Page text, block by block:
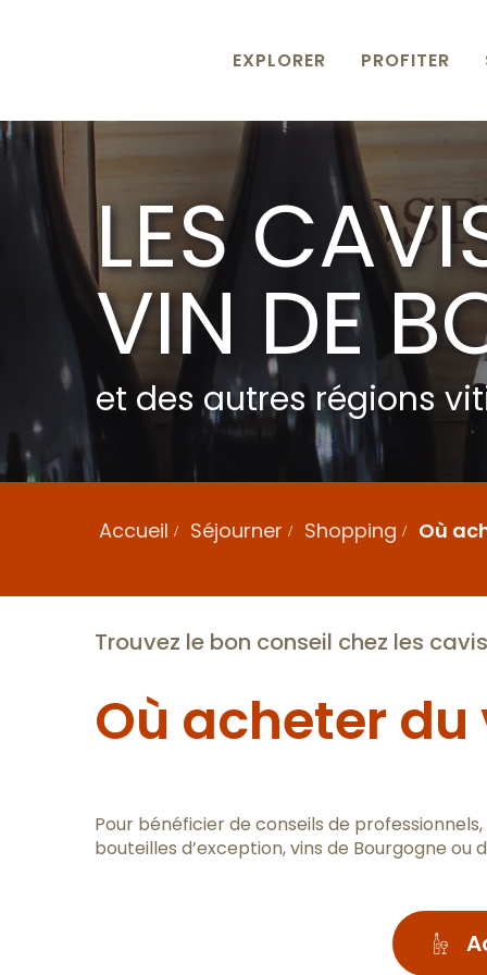
EXPLORER PROFITER
LES
VIN DE
et des autres régions
Accueil Séjourner Shopping Où
Trouvez le bon conseil chez les
Où acheter du
Pour bénéficier de conseils de
bouteilles d’exception, vins de Bourgogne ou